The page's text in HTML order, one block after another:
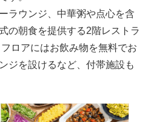
ラウンジ、中華粥や点心を含
の朝食を提供する2階レストラ
ロアにはお飲み物を無料でお
ジを設けるなど、付帯施設も